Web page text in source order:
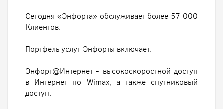
Сегодня «Энфорта» обслуживает более 57 000
Клиентов.
Портфель услуг Энфорты включает:
Энфорт@Интернет - высокоскоростной доступ
в Интернет по Wimax, а также спутниковый
доступ.